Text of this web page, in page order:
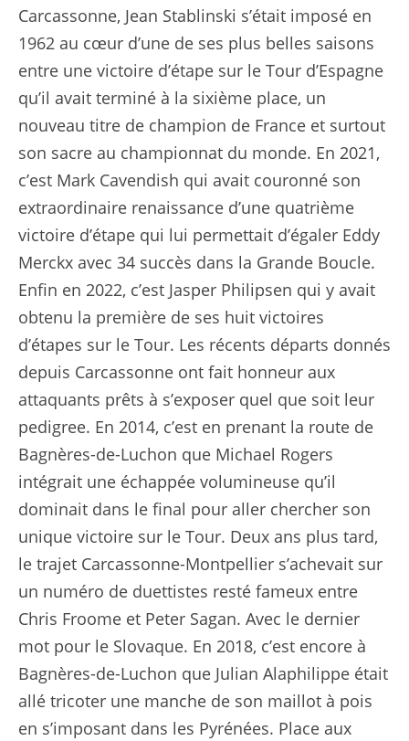
Carcassonne, Jean Stablinski s’était imposé en
1962 au cœur d’une de ses plus belles saisons
entre une victoire d’étape sur le Tour d’Espagne
qu’il avait terminé à la sixième place, un
nouveau titre de champion de France et surtout
son sacre au championnat du monde. En 2021,
c’est Mark Cavendish qui avait couronné son
extraordinaire renaissance d’une quatrième
victoire d’étape qui lui permettait d’égaler Eddy
Merckx avec 34 succès dans la Grande Boucle.
Enfin en 2022, c’est Jasper Philipsen qui y avait
obtenu la première de ses huit victoires
d’étapes sur le Tour. Les récents départs donnés
depuis Carcassonne ont fait honneur aux
attaquants prêts à s’exposer quel que soit leur
pedigree. En 2014, c’est en prenant la route de
Bagnères-de-Luchon que Michael Rogers
intégrait une échappée volumineuse qu’il
dominait dans le final pour aller chercher son
unique victoire sur le Tour. Deux ans plus tard,
le trajet Carcassonne-Montpellier s’achevait sur
un numéro de duettistes resté fameux entre
Chris Froome et Peter Sagan. Avec le dernier
mot pour le Slovaque. En 2018, c’est encore à
Bagnères-de-Luchon que Julian Alaphilippe était
allé tricoter une manche de son maillot à pois
en s’imposant dans les Pyrénées. Place aux